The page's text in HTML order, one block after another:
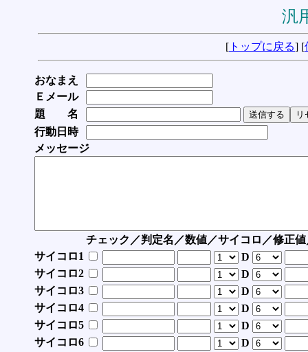
汎
[ トップに戻る] [
おなまえ
Ｅメール
題 名
行動日時
メッセージ
チェック／判定名／数値／サイコロ／修正
サイコロ1
D
サイコロ2
D
サイコロ3
D
サイコロ4
D
サイコロ5
D
サイコロ6
D